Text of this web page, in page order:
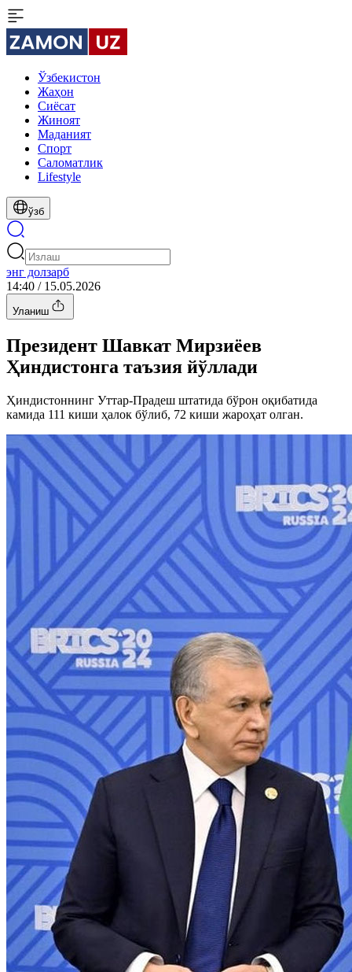
Ўзбекистон
Жаҳон
Сиёсат
Жиноят
Маданият
Спорт
Cаломатлик
Lifestyle
ўзб
энг долзарб
14:40 / 15.05.2026
Уланиш
Президент Шавкат Мирзиёев
Ҳиндистонга таъзия йўллади
Ҳиндистоннинг Уттар-Прадеш штатида бўрон оқибатида
камида 111 киши ҳалок бўлиб, 72 киши жароҳат олган.